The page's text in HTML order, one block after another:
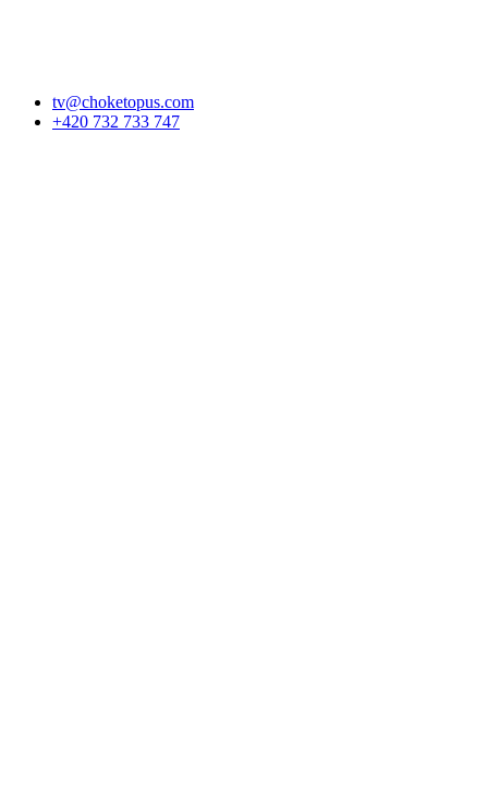
tv@choketopus.com
+420 732 733 747